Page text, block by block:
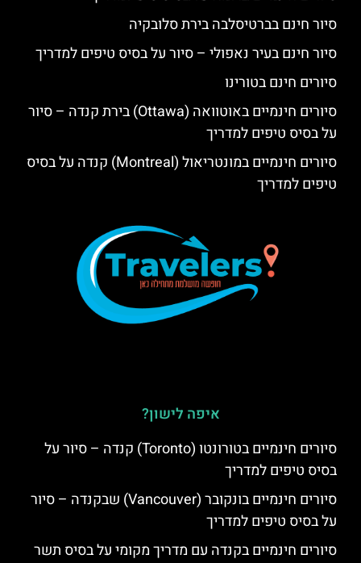
סיור חינם בברטיסלבה בירת סלובקיה
סיור חינם בעיר נאפולי – סיור על בסיס טיפים למדריך
סיורים חינם בטורינו
סיורים חינמיים באוטוואה (Ottawa) בירת קנדה – סיור
על בסיס טיפים למדריך
סיורים חינמיים במונטריאול (Montreal) קנדה על בסיס
טיפים למדריך
איפה לישון?
סיורים חינמיים בטורונטו (Toronto) קנדה – סיור על
בסיס טיפים למדריך
סיורים חינמיים בונקובר (Vancouver) שבקנדה – סיור
על בסיס טיפים למדריך
סיורים חינמיים בקנדה עם מדריך מקומי על בסיס תשר